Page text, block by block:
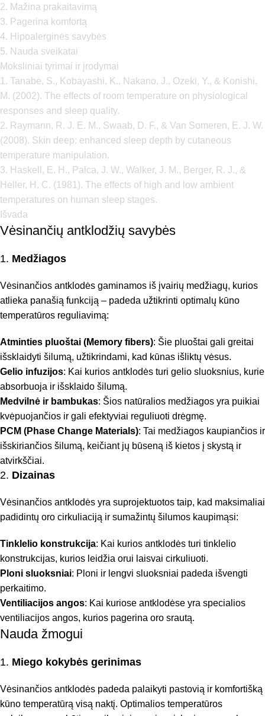
2. Mažina prakaitavimą
3. Pagerina komfortą
4. Hipoalerginės savybės
5. Nauda sveikatai
Moksliniai tyrimai ir įrodymai
1. Tanabe, S., Kobayashi, K., Nakano, J., Ozeki, Y., & Konishi,
M. (2002). The effects of room temperature on physiological
responses and sleep quality.
2. Raymann, R. J. E. M., Swaab, D. F., & Van Someren, E. J. W.
(2008). Skin deep: enhanced sleep depth by cutaneous
temperature manipulation.
3. Haskell, E. H., Palca, J. W., Walker, J. M., Berger, R. J., &
Heller, H. C. (1981). The effects of high and low ambient
temperatures on human sleep stages.
Išvada
Vėsinančių antklodžių savybės
1. Medžiagos
Vėsinančios antklodės gaminamos iš įvairių medžiagų, kurios
atlieka panašią funkciją – padeda užtikrinti optimalų kūno
temperatūros reguliavimą:
Atminties pluoštai (Memory fibers): Šie pluoštai gali greitai
išsklaidyti šilumą, užtikrindami, kad kūnas išliktų vėsus.
Gelio infuzijos: Kai kurios antklodės turi gelio sluoksnius, kurie
absorbuoja ir išsklaido šilumą.
Medvilnė ir bambukas: Šios natūralios medžiagos yra puikiai
kvėpuojančios ir gali efektyviai reguliuoti drėgmę.
PCM (Phase Change Materials): Tai medžiagos kaupiančios ir
išskiriančios šilumą, keičiant jų būseną iš kietos į skystą ir
atvirkščiai.
2. Dizainas
Vėsinančios antklodės yra suprojektuotos taip, kad maksimaliai
padidintų oro cirkuliaciją ir sumažintų šilumos kaupimąsi:
Tinklelio konstrukcija: Kai kurios antklodės turi tinklelio
konstrukcijas, kurios leidžia orui laisvai cirkuliuoti.
Ploni sluoksniai: Ploni ir lengvi sluoksniai padeda išvengti
perkaitimo.
Ventiliacijos angos: Kai kuriose antklodėse yra specialios
ventiliacijos angos, kurios pagerina oro srautą.
Nauda žmogui
1. Miego kokybės gerinimas
Vėsinančios antklodės padeda palaikyti pastovią ir komfortišką
kūno temperatūrą visą naktį. Optimalios temperatūros